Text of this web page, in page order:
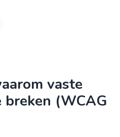
vaste
breken (WCAG